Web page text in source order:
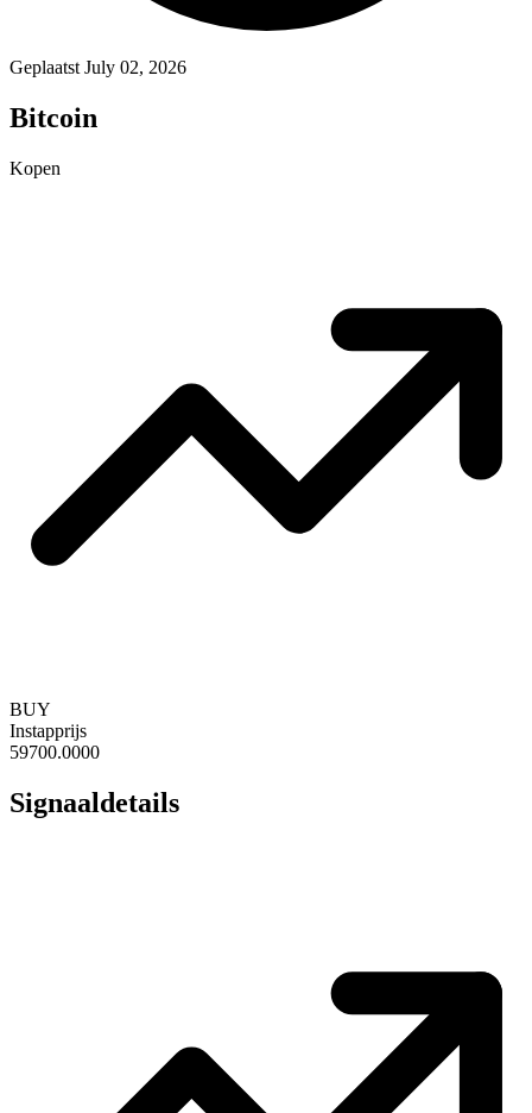
Geplaatst July 02, 2026
Bitcoin
Kopen
BUY
Instapprijs
59700.0000
Signaaldetails